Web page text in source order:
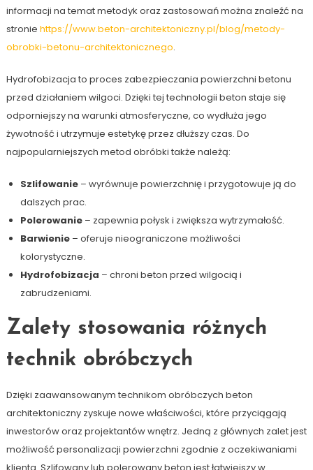
informacji na temat metodyk oraz zastosowań można znaleźć na
stronie https://www.beton-architektoniczny.pl/blog/metody-
obrobki-betonu-architektonicznego.
Hydrofobizacja to proces zabezpieczania powierzchni betonu
przed działaniem wilgoci. Dzięki tej technologii beton staje się
odporniejszy na warunki atmosferyczne, co wydłuża jego
żywotność i utrzymuje estetykę przez dłuższy czas. Do
najpopularniejszych metod obróbki także należą:
Szlifowanie– wyrównuje powierzchnię i przygotowuje ją do
dalszych prac.
Polerowanie – zapewnia połysk i zwiększa wytrzymałość.
Barwienie– oferuje nieograniczone możliwości
kolorystyczne.
Hydrofobizacja – chroni beton przed wilgocią i
zabrudzeniami.
Zalety stosowania różnych
technik obróbczych
Dzięki zaawansowanym technikom obróbczych beton
architektoniczny zyskuje nowe właściwości, które przyciągają
inwestorów oraz projektantów wnętrz. Jedną z głównych zalet jest
możliwość personalizacji powierzchni zgodnie z oczekiwaniami